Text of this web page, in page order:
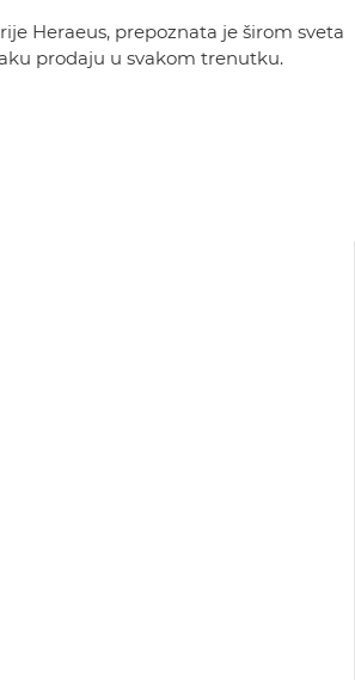
Heraeus, prepoznata je širom sveta
prodaju u svakom trenutku.